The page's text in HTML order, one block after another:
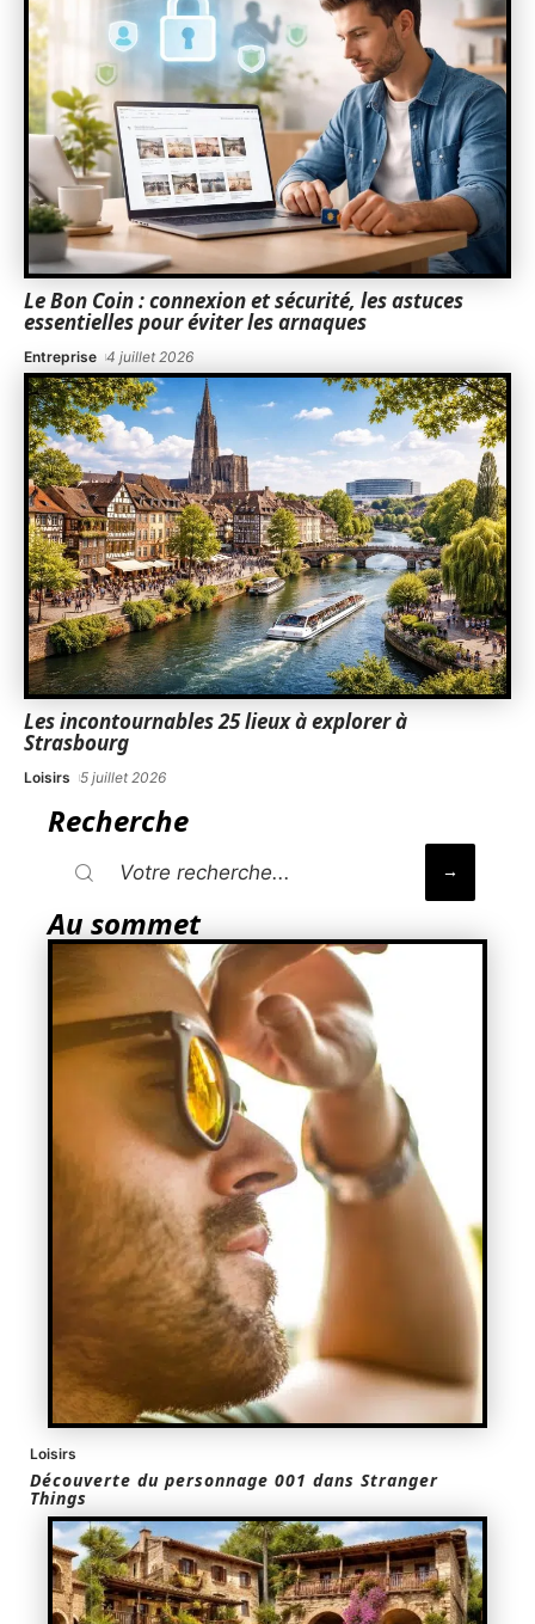
Le Bon Coin : connexion et sécurité, les astuces
essentielles pour éviter les arnaques
Entreprise 4 juillet 2026
Les incontournables 25 lieux à explorer à
Strasbourg
Loisirs 5 juillet 2026
Recherche
Au sommet
Loisirs
Découverte du personnage 001 dans Stranger
Things